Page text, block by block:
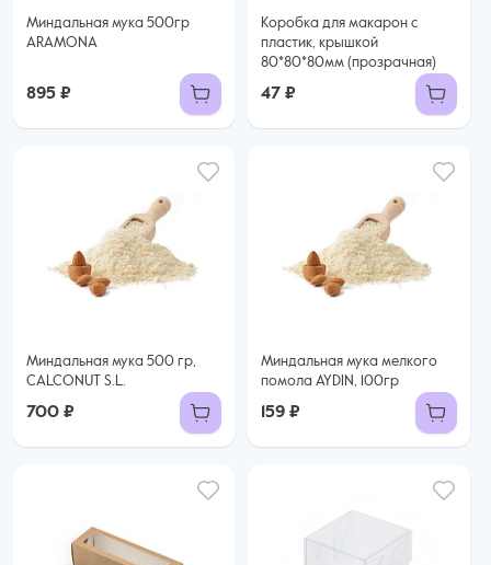
Миндальная мука 500гр
ARAMONA
895 ₽
Коробка для макарон с
пластик, крышкой
80*80*80мм (прозрачная)
47 ₽
Миндальная мука 500 гр,
CALCONUT S.L.
700 ₽
Миндальная мука мелкого
помола AYDIN, 100гр
159 ₽